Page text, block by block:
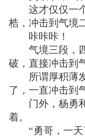
这才仅仅一个
梏，冲击到气境
咔咔咔！
气境三段，四
破，直接冲击到
所谓厚积薄发
了，一直冲击到
门外，杨勇和
着。
“勇哥，一天